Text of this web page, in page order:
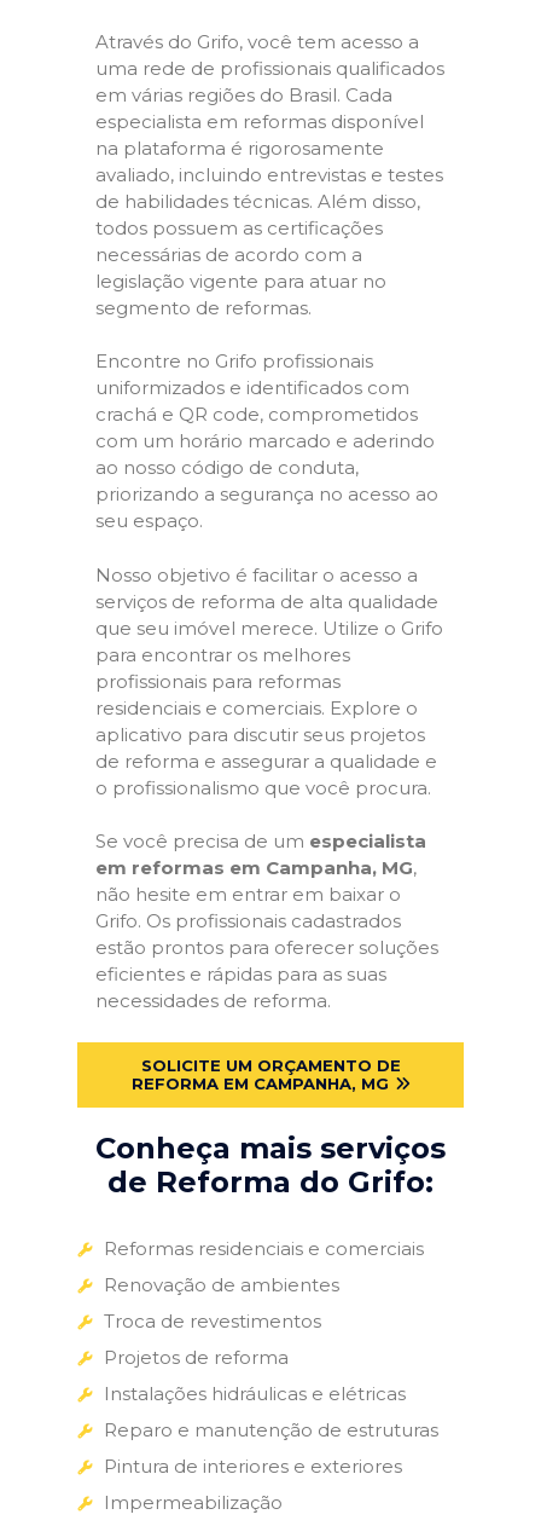
Através do Grifo, você tem acesso a
uma rede de profissionais qualificados
em várias regiões do Brasil. Cada
especialista em reformas disponível
na plataforma é rigorosamente
avaliado, incluindo entrevistas e testes
de habilidades técnicas. Além disso,
todos possuem as certificações
necessárias de acordo com a
legislação vigente para atuar no
segmento de reformas.
Encontre no Grifo profissionais
uniformizados e identificados com
crachá e QR code, comprometidos
com um horário marcado e aderindo
ao nosso código de conduta,
priorizando a segurança no acesso ao
seu espaço.
Nosso objetivo é facilitar o acesso a
serviços de reforma de alta qualidade
que seu imóvel merece. Utilize o Grifo
para encontrar os melhores
profissionais para reformas
residenciais e comerciais. Explore o
aplicativo para discutir seus projetos
de reforma e assegurar a qualidade e
o profissionalismo que você procura.
Se você precisa de um especialista
em reformas em Campanha, MG,
não hesite em entrar em baixar o
Grifo. Os profissionais cadastrados
estão prontos para oferecer soluções
eficientes e rápidas para as suas
necessidades de reforma.
SOLICITE UM ORÇAMENTO DE
REFORMA EM CAMPANHA, MG
Conheça mais serviços
de Reforma do Grifo:
Reformas residenciais e comerciais
Renovação de ambientes
Troca de revestimentos
Projetos de reforma
Instalações hidráulicas e elétricas
Reparo e manutenção de estruturas
Pintura de interiores e exteriores
Impermeabilização